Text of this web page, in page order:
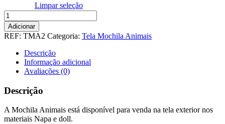
Limpar seleção
Quantidade
de
Tela
Mochila
Coelho
Adicionar
REF: TMA2 Categoria: Tela Mochila Animais
Descrição
Informação adicional
Avaliações (0)
Descrição
A Mochila Animais está disponível para venda na tela exterior nos
materiais Napa e doll.